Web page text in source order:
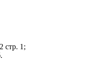
стр. 1;